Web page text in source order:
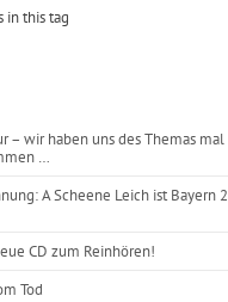
in this tag
– wir haben uns des Themas mal
…
A Scheene Leich ist Bayern 2
CD zum Reinhören!
Tod